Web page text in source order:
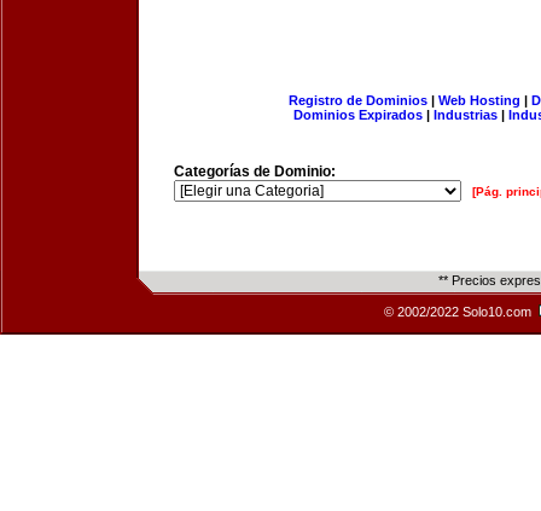
Registro de Dominios| Web Hosting |
Dominios Expirados | Industrias |
Categorías de Dominio:
[Pág.
** Precios
© 2002/2022 Solo10.com